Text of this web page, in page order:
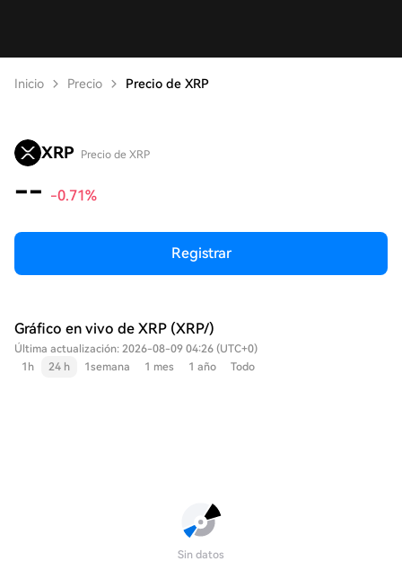
Inicio Precio Precio de XRP
XRP Precio de XRP
-- -0.71%
Registrar
Gráfico en vivo de XRP (XRP/)
Última actualización: 2026-08-09 04:26 (UTC+0)
1h
24 h 1semana 1 mes 1 año Todo
Sin datos